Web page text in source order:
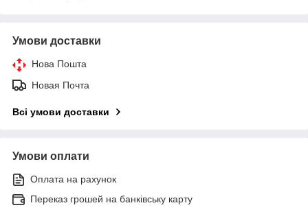
Умови доставки
Нова Пошта
Новая Почта
Всі умови доставки
Умови оплати
Оплата на рахунок
Переказ грошей на банківську карту